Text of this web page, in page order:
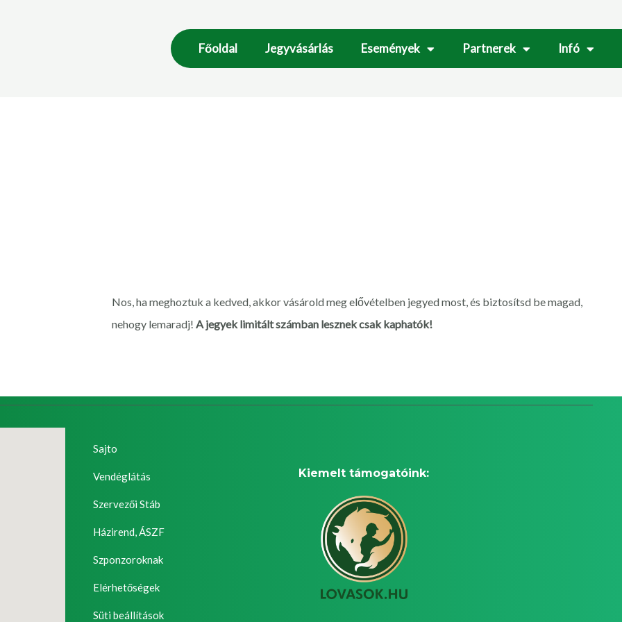
Főoldal Jegyvásárlás Események Partnerek Infó
Nos, ha meghoztuk a kedved, akkor vásárold meg elővételben jegyed most, és biztosítsd be magad,
nehogy lemaradj! A jegyek limitált számban lesznek csak kaphatók!
Sajto
Vendéglátás
Szervezői Stáb
Házirend, ÁSZF
Szponzoroknak
Elérhetőségek
Süti beállítások
Kiemelt támogatóink: